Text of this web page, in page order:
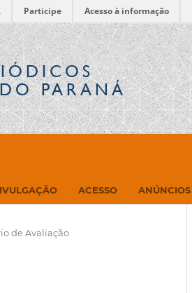
Participe Acesso à informação
PARANÁ
ACESSO ANÚNCIOS
de Avaliação